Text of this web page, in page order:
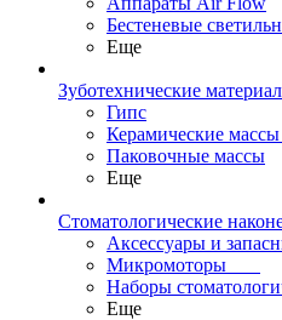
Бестеневые
Еще
Зуботехнические
Гипс
Керамические массы
Паковочные массы
Еще
Стоматологические
Аксессуары и
Микромоторы
Наборы
Еще